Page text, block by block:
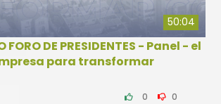
50:04
FORO DE PRESIDENTES - Panel - el
para transformar
0 0